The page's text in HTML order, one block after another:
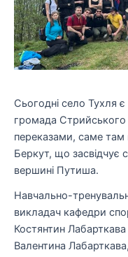
Сьогодні село Тухля
громада Стрийського
переказами, саме там
Беркут, що засвідчує
вершині Путиша.
Навчально-
викладач кафедри
Костянтин
Валентина